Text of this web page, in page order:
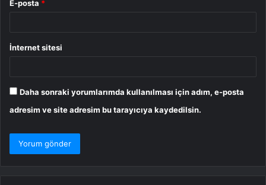
E-posta *
İnternet sitesi
Daha sonraki yorumlarımda kullanılması için adım, e-posta
adresim ve site adresim bu tarayıcıya kaydedilsin.